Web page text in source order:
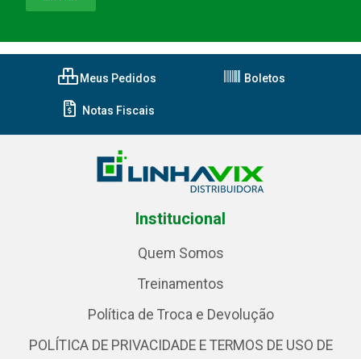
Meus Pedidos Boletos
Notas Fiscais
Institucional
Quem Somos
Treinamentos
Política de Troca e Devolução
POLÍTICA DE PRIVACIDADE E TERMOS DE USO DE